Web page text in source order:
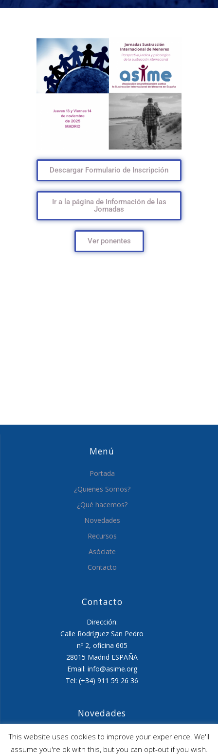
Descargar Formulario de Inscripción
Ir a la página de Información de las
Jornadas
Ver ponentes
Menú
Portada
¿Quienes Somos?
¿Qué hacemos?
Novedades
Recursos
Asóciate
Contacto
Contacto
Dirección:
Calle Rodríguez San Pedro
nº 2, oficina 605
28015 Madrid ESPAÑA
Email: info@asime.org
Tel: (+34) 911 59 26 36
Novedades
Agenda ASIME-Ultimo trimestre 2026
ASIME celebrará en diciembre una nueva edición de
This website uses cookies to improve your experience. We'll
assume you're ok with this, but you can opt-out if you wish.